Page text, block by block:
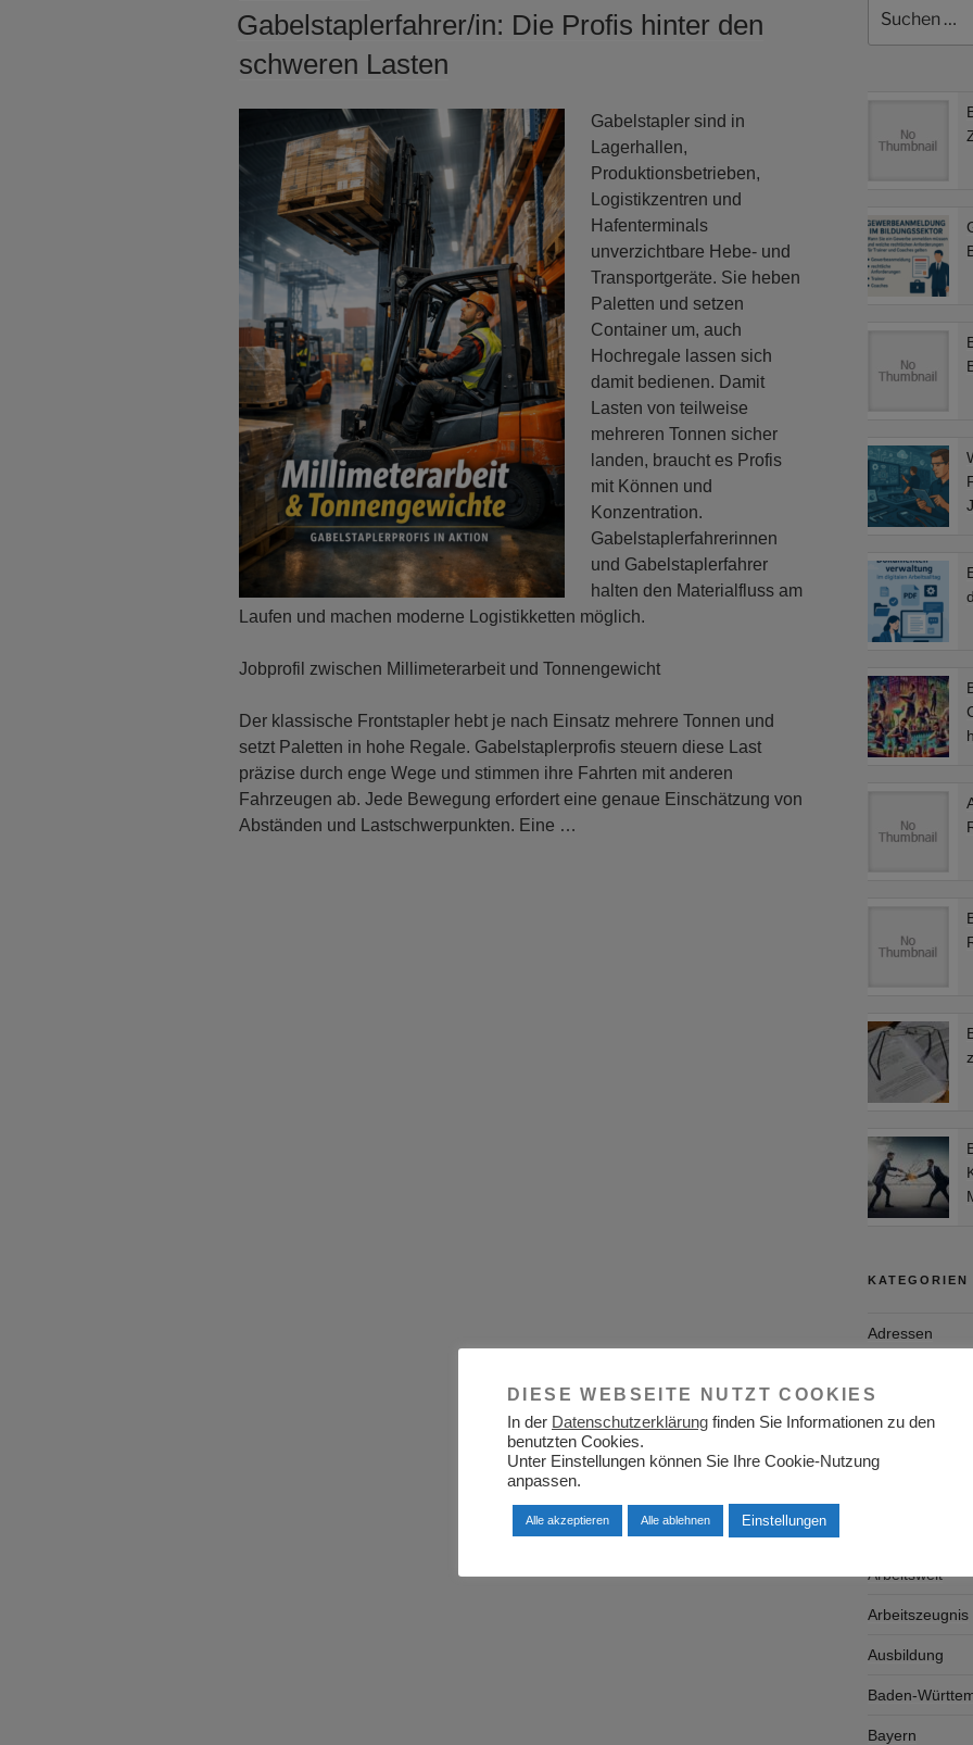
Gabelstaplerfahrer/in: Die Profis hinter den
schweren Lasten
Gabelstapler sind in
Lagerhallen,
Produktionsbetrieben,
Logistikzentren und
Hafenterminals
unverzichtbare Hebe- und
Transportgeräte. Sie heben
Paletten und setzen
Container um, auch
Hochregale lassen sich
damit bedienen. Damit
Lasten von teilweise
mehreren Tonnen sicher
landen, braucht es Profis
mit Können und
Konzentration.
Gabelstaplerfahrerinnen
und Gabelstaplerfahrer
halten den Materialfluss am
Laufen und machen moderne Logistikketten möglich.
Jobprofil zwischen Millimeterarbeit und Tonnengewicht
Der klassische Frontstapler hebt je nach Einsatz mehrere Tonnen und
setzt Paletten in hohe Regale. Gabelstaplerprofis steuern diese Last
präzise durch enge Wege und stimmen ihre Fahrten mit anderen
Fahrzeugen ab. Jede Bewegung erfordert eine genaue Einschätzung von
Abständen und Lastschwerpunkten. Eine …
nach:
KATEGORIEN
Adressen
Allgemein
Arbeitswelt
Arbeitszeugnis
Ausbildung
Baden-
Bayern
DIESE WEBSEITE NUTZT COOKIES
In der Datenschutzerklärung finden Sie Informationen zu den
benutzten Cookies.
Unter Einstellungen können Sie Ihre Cookie-Nutzung
anpassen.
Alle akzeptieren Alle ablehnen Einstellungen